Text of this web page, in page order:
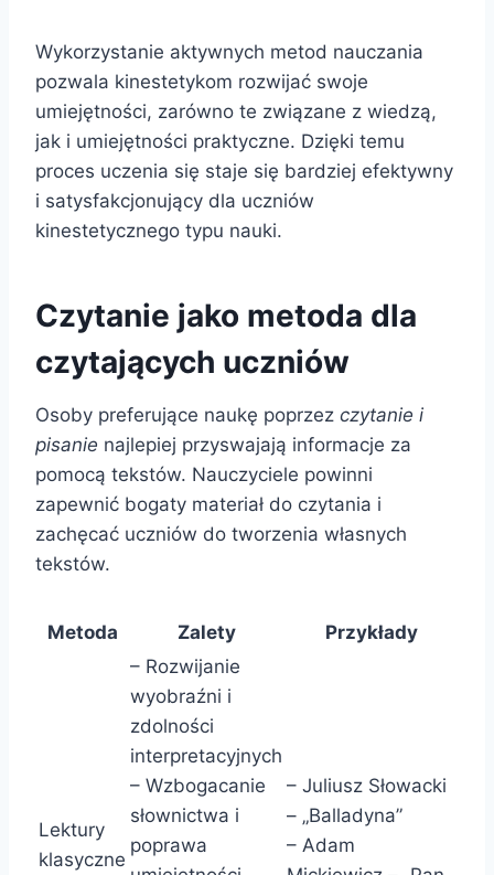
Wykorzystanie aktywnych metod nauczania
pozwala kinestetykom rozwijać swoje
umiejętności, zarówno te związane z wiedzą,
jak i umiejętności praktyczne. Dzięki temu
proces uczenia się staje się bardziej efektywny
i satysfakcjonujący dla uczniów
kinestetycznego typu nauki.
Czytanie jako metoda dla
czytających uczniów
Osoby preferujące naukę poprzez czytanie i
pisanie najlepiej przyswajają informacje za
pomocą tekstów. Nauczyciele powinni
zapewnić bogaty materiał do czytania i
zachęcać uczniów do tworzenia własnych
tekstów.
Metoda Zalety Przykłady
Lektury
klasyczne
– Rozwijanie
wyobraźni i
zdolności
interpretacyjnych
– Wzbogacanie
słownictwa i
poprawa
– Juliusz Słowacki
– „Balladyna”
– Adam